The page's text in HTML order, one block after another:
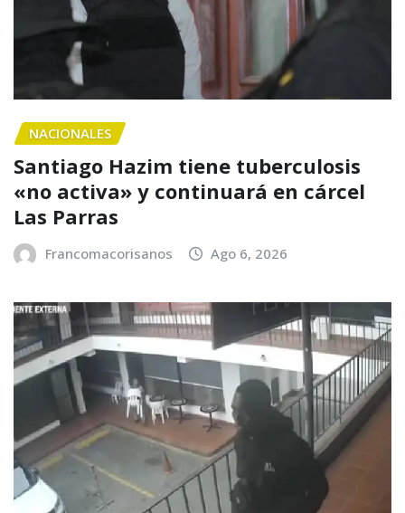
NACIONALES
Santiago Hazim tiene tuberculosis
«no activa» y continuará en cárcel
Las Parras
Francomacorisanos Ago 6, 2026